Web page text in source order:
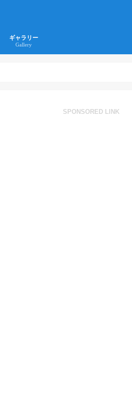
ギャラリー
Gallery
SPONSORED LINK